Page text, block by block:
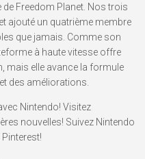
Freedom Planet. Nos trois
ajouté un quatrième membre
que jamais. Comme son
à haute vitesse offre
mais elle avance la formule
des améliorations.
Nintendo! Visitez
nouvelles! Suivez Nintendo